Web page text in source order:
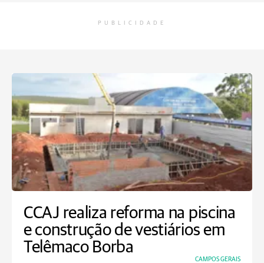
PUBLICIDADE
CCAJ realiza reforma na piscina
e construção de vestiários em
Telêmaco Borba
CAMPOS GERAIS